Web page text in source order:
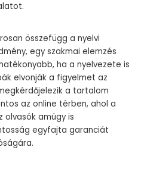
összefügg a nyelvi
egy szakmai elemzés
ha a nyelvezete is
elvonják a figyelmet az
a tartalom
az online térben, ahol a
olvasók amúgy is
egyfajta garanciát